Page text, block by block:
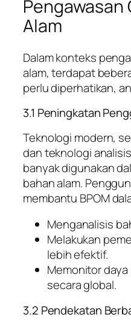
Pengawasan
Alam
Dalam konteks
alam, terdapat
perlu diperhatikan,
3.1 Peningkatan
Teknologi modern,
dan teknologi
banyak digunakan
bahan alam.
membantu BPOM
Menganalisis
Melakukan
lebih efektif.
Memonitor
secara global.
3.2 Pendekatan